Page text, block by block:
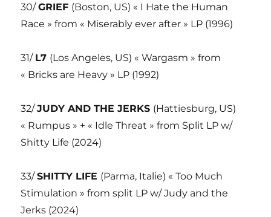
30/GRIEF (Boston, US) « I Hate the Human
Race » from « Miserably ever after » LP (1996)
31/ L7 (Los Angeles, US) « Wargasm » from
« Bricks are Heavy » LP (1992)
32/JUDY AND THE JERKS (Hattiesburg, US)
« Rumpus » + « Idle Threat » from Split LP w/
Shitty Life (2024)
33/SHITTY LIFE (Parma, Italie) « Too Much
Stimulation » from split LP w/ Judy and the
Jerks (2024)